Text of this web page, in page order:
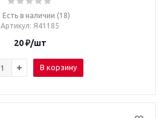
Есть в наличии (18)
Артикул: Я41185
20₽/шт
В корзину